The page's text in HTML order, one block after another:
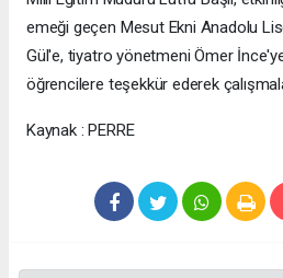
emeği geçen Mesut Ekni Anadolu
Gül'e, tiyatro yönetmeni Ömer
öğrencilere teşekkür ederek
Kaynak : PERRE